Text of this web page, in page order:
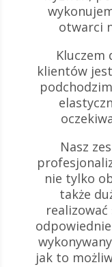
otwarci
Kluczem
klientów
Nasz
nie tylko
także
jak to